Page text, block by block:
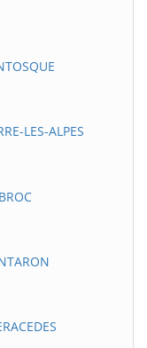
LES-ALPES